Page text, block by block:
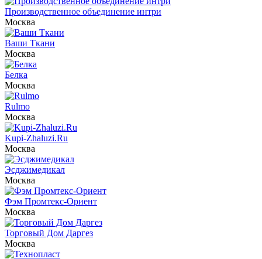
Производственное объединение интри
Москва
Ваши Ткани
Москва
Белка
Москва
Rulmo
Москва
Kupi-Zhaluzi.Ru
Москва
Эсджимедикал
Москва
Фэм Промтекс-Ориент
Москва
Торговый Дом Даргез
Москва